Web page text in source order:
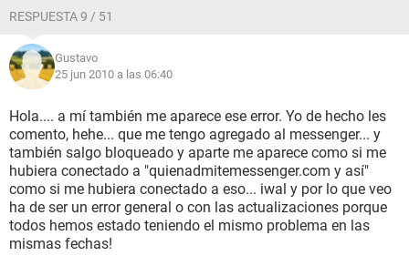
RESPUESTA 9 / 51
Gustavo
25 jun 2010 a las 06:40
Hola.... a mí también me aparece ese error. Yo de hecho les
comento, hehe... que me tengo agregado al messenger... y
también salgo bloqueado y aparte me aparece como si me
hubiera conectado a "quienadmitemessenger.com y así"
como si me hubiera conectado a eso... iwal y por lo que veo
ha de ser un error general o con las actualizaciones porque
todos hemos estado teniendo el mismo problema en las
mismas fechas!